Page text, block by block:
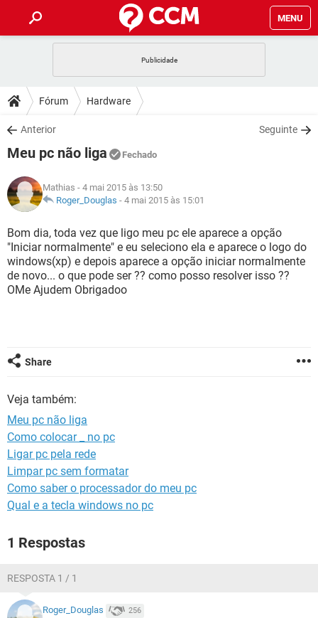
MENU
CELULAR
OUTLOOK
INSTAGRAM
GUIA DE COMPRAS
DICAS
JOGOS
INSTAGRAM
GUIA DE COMPRAS
DOWNLOADS
JOGOS
CELULAR
OUTLOOK EXCEL
INSTAGRAM GMAIL
GUIA DE COMPRAS
FÓRUM
JOGOS
CELULAR
OUTLOOK EXCEL
INSTAGRAM GMAIL
GUIA DE COMPRAS
GLOSSÁRIO
JOGOS WHATSAPP
CELULAR FACEBOOK
OUTLOOK EXCEL
INSTAGRAM
Fórum Hardware
Anterior Seguinte
Meu pc não liga Fechado
Mathias - 4 mai 2015 às 13:50
Roger_Douglas - 4 mai 2015 às 15:01
Bom dia, toda vez que ligo meu pc ele aparece a opção
"Iniciar normalmente" e eu seleciono ela e aparece o logo do
windows(xp) e depois aparece a opção iniciar normalmente
de novo... o que pode ser ?? como posso resolver isso ??
OMe Ajudem Obrigadoo
Share
Veja também:
Meu pc não liga
Como colocar _ no pc
Ligar pc pela rede
Limpar pc sem formatar
Como saber o processador do meu pc
Qual e a tecla windows no pc
1 Respostas
RESPOSTA 1 / 1
Roger_Douglas 256